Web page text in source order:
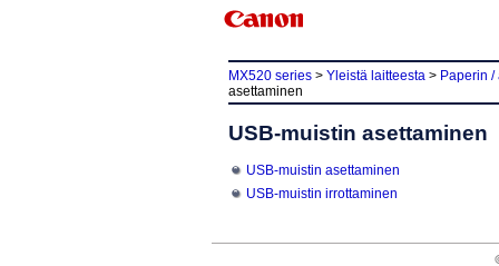
MX520 series > Yleistä laitteesta > Paperin
asettaminen
USB-muistin asettaminen
USB-muistin asettaminen
USB-muistin irrottaminen